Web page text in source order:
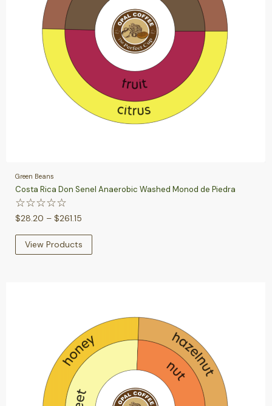
Green Beans
Costa Rica Don Senel Anaerobic Washed Monod de Piedra
☆☆☆☆☆
$28.20 – $261.15
View Products